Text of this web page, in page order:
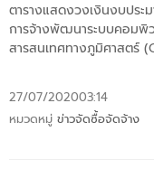
ตารางแสดงวงเงินงบประ
การจ้างพัฒนาระบบคอมพิ
สารสนเทศทางภูมิศาสตร์
27/07/202003:14
หมวดหมู่ ข่าวจัดซื้อจัดจ้าง